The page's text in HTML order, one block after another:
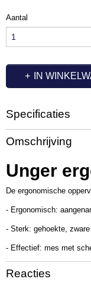
Aantal
IN
Specificaties
Productcode
UT3284
Productcode
SH000
Omschrijving
Unger
De ergonomische
- Ergonomisch:
- Sterk: gehoekte,
- Effectief: mes met
Reacties